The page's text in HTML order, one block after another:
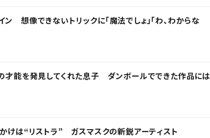
想像できないトリックに「魔法でしょ」「わ、わからな
才能を発見してくれた息子 ダンボールでできた作品には
けは“リストラ” ガスマスクの新鋭アーティスト